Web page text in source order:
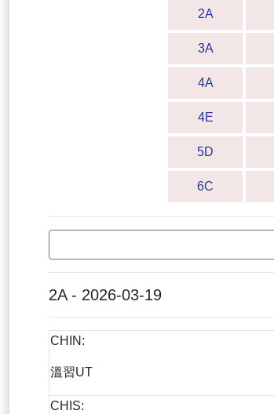
2A
3A
4A
4E
5D
6C
2A - 2026-03-19
CHIN:
溫習UT
CHIS: